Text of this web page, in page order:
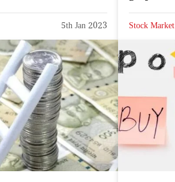
5th Jan 2023 Stock Market